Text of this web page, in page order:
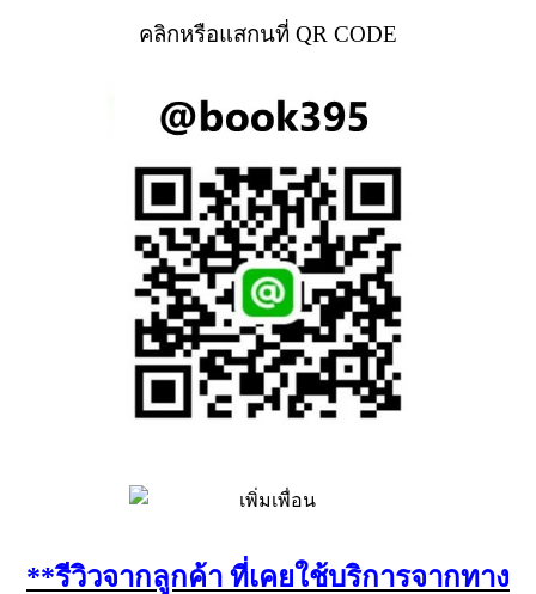
คลิกหรือแสกนที่ QR CODE
**รีวิวจากลูกค้า ที่เคยใช้บริการจากทาง